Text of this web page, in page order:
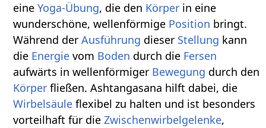
eineYoga-Übung, die den Körper in eine
wunderschöne, wellenförmige Position bringt.
Während derAusführung dieser Stellung kann
die Energie vom Boden durch die Fersen
aufwärts in wellenförmiger Bewegung durch den
Körper fließen. Ashtangasana hilft dabei, die
Wirbelsäule flexibel zu halten und ist besonders
vorteilhaft für dieZwischenwirbelgelenke,